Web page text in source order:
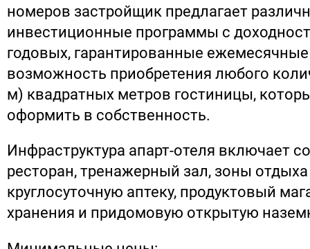
номеров застройщик предлагает
инвестиционные программы с
годовых, гарантированные
возможность приобретения любого
м) квадратных метров гостиницы,
оформить в собственность.
Инфраструктура апарт-отеля включает
ресторан, тренажерный зал, зоны
круглосуточную аптеку, продуктовый
хранения и придомовую открытую